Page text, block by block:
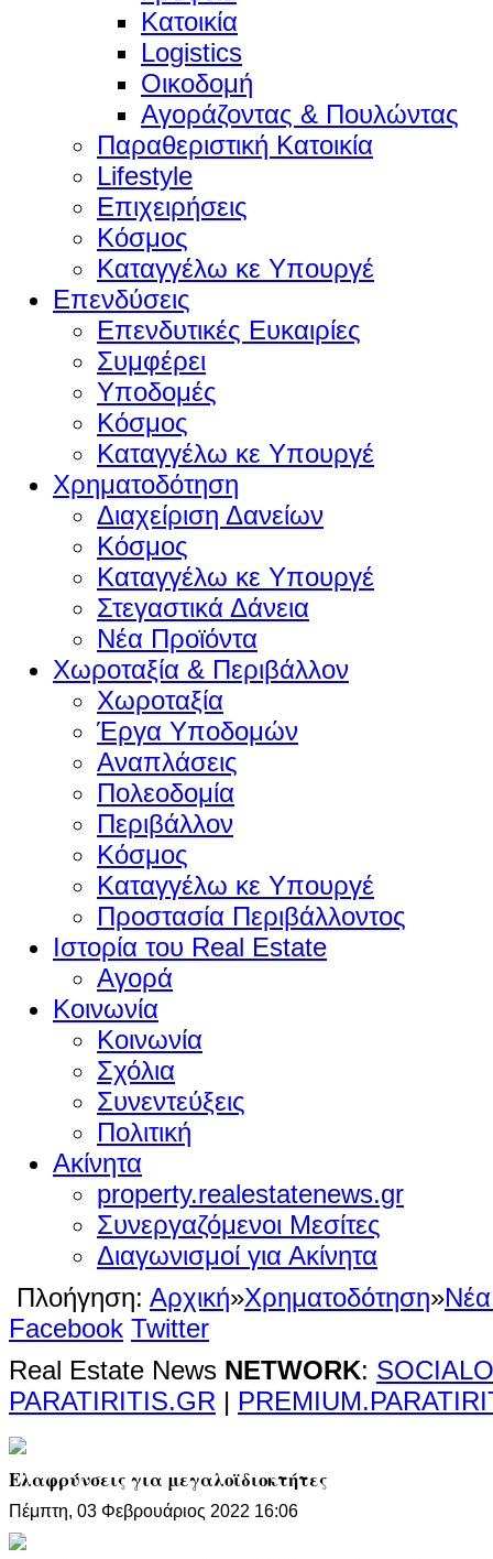
Κατοικία
Logistics
Οικοδομή
Αγοράζοντας & Πουλώντας
Παραθεριστική Κατοικία
Lifestyle
Επιχειρήσεις
Κόσμος
Καταγγέλω κε Υπουργέ
Επενδύσεις
Επενδυτικές Ευκαιρίες
Συμφέρει
Υποδομές
Κόσμος
Καταγγέλω κε Υπουργέ
Χρηματοδότηση
Διαχείριση Δανείων
Κόσμος
Καταγγέλω κε Υπουργέ
Στεγαστικά Δάνεια
Νέα Προϊόντα
Χωροταξία & Περιβάλλον
Χωροταξία
Έργα Υποδομών
Αναπλάσεις
Πολεοδομία
Περιβάλλον
Κόσμος
Καταγγέλω κε Υπουργέ
Προστασία Περιβάλλοντος
Ιστορία του Real Estate
Αγορά
Κοινωνία
Κοινωνία
Σχόλια
Συνεντεύξεις
Πολιτική
Ακίνητα
property.realestatenews.gr
Συνεργαζόμενοι Μεσίτες
Διαγωνισμοί για Ακίνητα
Πλοήγηση: Αρχική»Χρηματοδότηση»
Facebook Twitter
Real Estate News NETWORK:
PARATIRITIS.GR |
Ελαφρύνσεις για μεγαλοϊδιοκτήτες
Πέμπτη, 03 Φεβρουάριος 2022 16:06